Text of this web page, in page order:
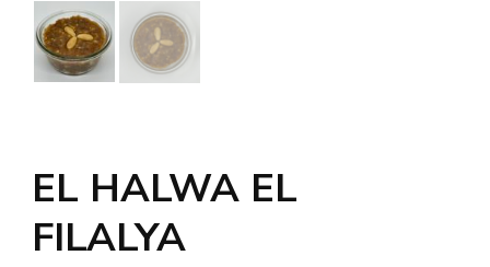
EL HALWA EL
FILALYA